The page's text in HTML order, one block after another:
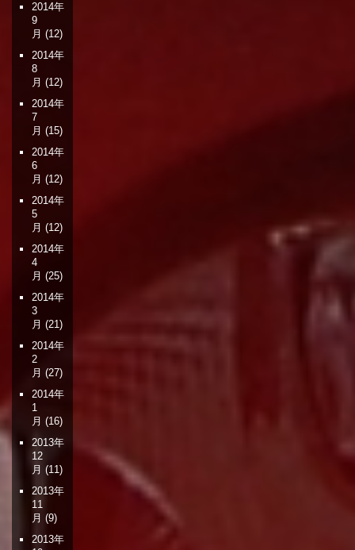
2014年
9
月 (12)
2014年
8
月 (12)
2014年
7
月 (15)
2014年
6
月 (12)
2014年
5
月 (12)
2014年
4
月 (25)
2014年
3
月 (21)
2014年
2
月 (27)
2014年
1
月 (16)
2013年
12
月 (11)
2013年
11
月 (9)
2013年